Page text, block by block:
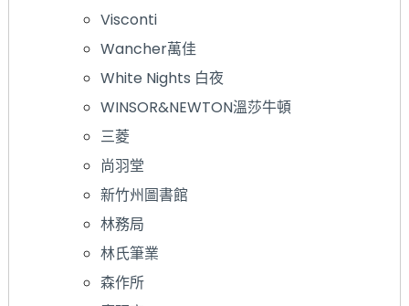
Visconti
Wancher萬佳
White Nights 白夜
WINSOR&NEWTON溫莎牛頓
三菱
尚羽堂
新竹州圖書館
林務局
林氏筆業
森作所